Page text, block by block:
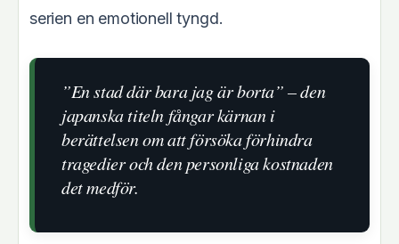
serien en emotionell tyngd.
”En stad där bara jag är borta” – den
japanska titeln fångar kärnan i
berättelsen om att försöka förhindra
tragedier och den personliga kostnaden
det medför.